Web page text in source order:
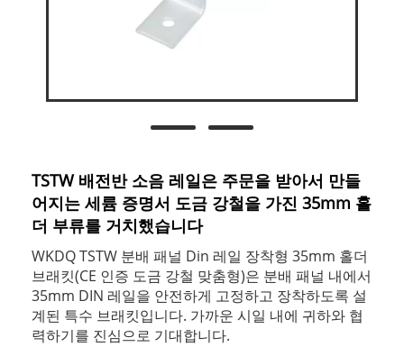
TSTW 배전반 소음 레일은 주문을 받아서 만들
어지는 세륨 증명서 도금 강철을 가진 35mm 홀
더 부류를 거치했습니다
WKDQ TSTW 분배 패널 Din 레일 장착형 35mm 홀더
브래킷(CE 인증 도금 강철 맞춤형)은 분배 패널 내에서
35mm DIN 레일을 안전하게 고정하고 장착하도록 설
계된 특수 브래킷입니다. 가까운 시일 내에 귀하와 협
력하기를 진심으로 기대합니다.